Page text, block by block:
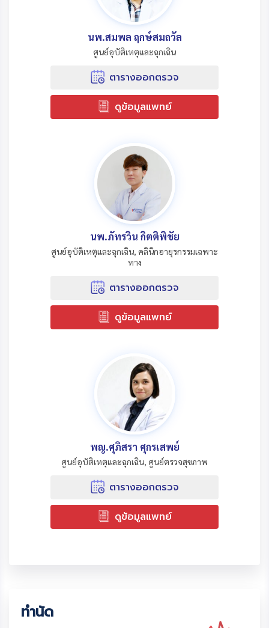
นพ.สมพล ฤกษ์สมถวัล
ศูนย์อุบัติเหตุและฉุกเฉิน
ตารางออกตรวจ
ดูข้อมูลแพทย์
นพ.ภัทรวิน กิตติพิชัย
ศูนย์อุบัติเหตุและฉุกเฉิน, คลินิกอายุรกรรมเฉพาะ
ทาง
ตารางออกตรวจ
ดูข้อมูลแพทย์
พญ.ศุภิสรา ศุกรเสพย์
ศูนย์อุบัติเหตุและฉุกเฉิน, ศูนย์ตรวจสุขภาพ
ตารางออกตรวจ
ดูข้อมูลแพทย์
ทำนัด